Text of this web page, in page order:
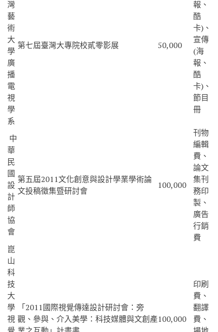
灣
藝
術
大
學
廣
播
電
視
學
系
第七屆臺灣大專院校貳零影展 50,000
報、
酷
卡)、
宣傳
(海
報、
酷
卡)、
節目
冊
中
華
民
國
設
計
師
協
會
第五屆2011文化創意與設計學業學術論
文投稿徵集暨研討會
100,000
刊物
編輯
費、
論文
集刊
務印
製、
廣告
行銷
費
崑
山
科
技
大
學
視
「2011國際視覺傳達設計研討會：旁
觀、參與、介入美學：科技媒體與文創產100,000
印刷
費、
翻譯
費、